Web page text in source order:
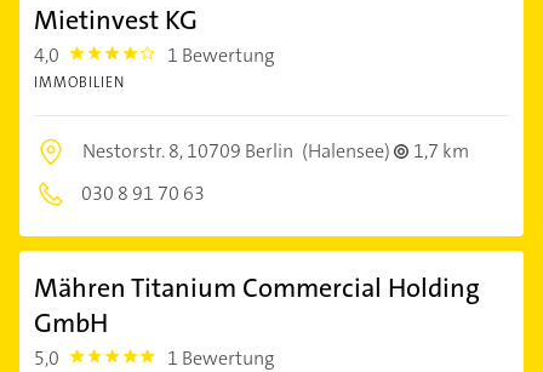
Mietinvest KG
4,0 4.0 1 Bewertung
IMMOBILIEN
Nestorstr. 8,10709 Berlin (Halensee)
1,7 km
030 8 91 70 63
Mähren Titanium Commercial Holding
GmbH
5,0 5.0 1 Bewertung